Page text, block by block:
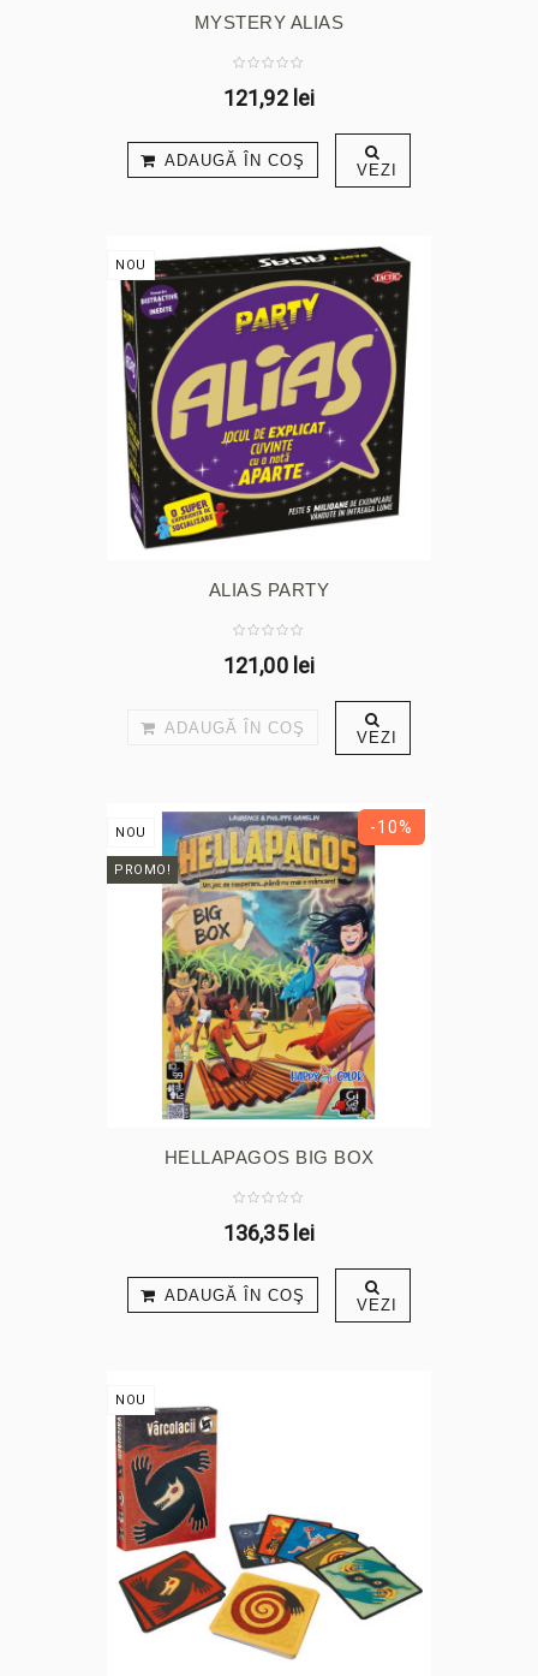
MYSTERY ALIAS
121,92 lei
ADAUGĂ ÎN COŞ VEZI
NOU
ALIAS PARTY
121,00 lei
ADAUGĂ ÎN COŞ VEZI
-10%
NOU
PROMO!
HELLAPAGOS BIG BOX
136,35 lei
ADAUGĂ ÎN COŞ VEZI
NOU